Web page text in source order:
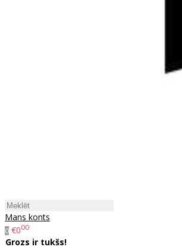
Mans konts
0 €000
Grozs ir tukšs!